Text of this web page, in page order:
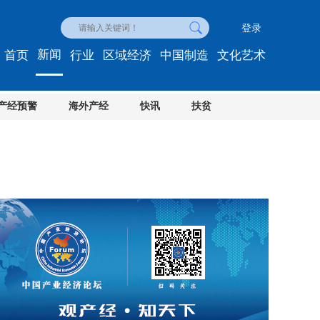
登录
首页 新闻
经预警 海外产经 快讯 扶贫
行业 区域经济 中国制造 文化艺术